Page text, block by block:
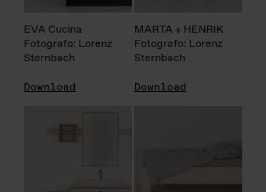
EVA Cucina
Fotografo: Lorenz
Sternbach
Download
MARTA + HENRIK
Fotografo: Lorenz
Sternbach
Download